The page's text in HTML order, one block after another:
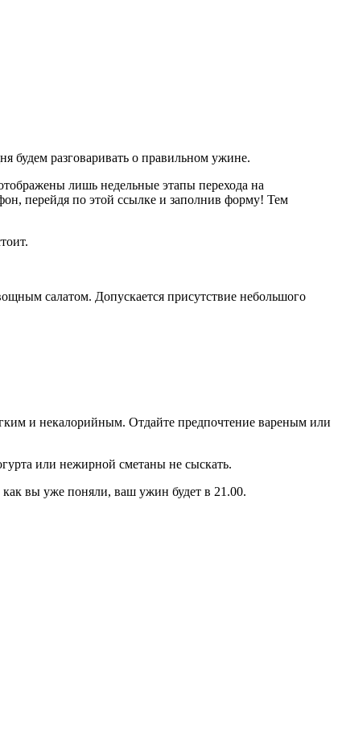
будем разговаривать о правильном ужине.
лишь недельные этапы перехода на
перейдя по этой ссылке и заполнив форму! Тем
салатом. Допускается присутствие небольшого
и некалорийным. Отдайте предпочтение вареным или
или нежирной сметаны не сыскать.
вы уже поняли, ваш ужин будет в 21.00.